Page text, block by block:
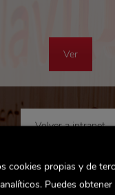
Ver
Volver a intranet
cookies propias y de
Puedes